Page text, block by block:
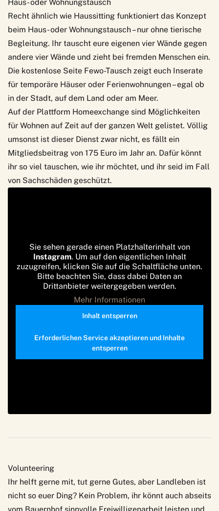
Haus- oder Wohnungstausch
Recht ähnlich wie Haussitting funktioniert das Konzept
beim Haus- oder Wohnungstausch – nur ohne tierische
Begleitung. Ihr tauscht eure eigenen vier Wände gegen
andere vier Wände und zieht bei fremden Menschen ein.
Die kostenlose Seite Fewo-Tausch zeigt euch Inserate
für temporäre Häuser oder Ferienwohnungen – egal ob
in der Stadt, auf dem Land oder am Meer.
Auf der Plattform Homeexchange sind Möglichkeiten
für Wohnen auf Zeit auf der ganzen Welt gelistet. Völlig
umsonst ist dieser Dienst zwar nicht, es fällt ein
Mitgliedsbeitrag von 175 Euro im Jahr an. Dafür könnt
ihr so viel tauschen, wie ihr möchtet, und ihr seid im Fall
von Sachschäden geschützt.
Sie sehen gerade einen Platzhalterinhalt von
Instagram. Um auf den eigentlichen Inhalt
zuzugreifen, klicken Sie auf die Schaltfläche unten.
Bitte beachten Sie, dass dabei Daten an
Drittanbieter weitergegeben werden.
Mehr Informationen
Inhalt entsperren
Erforderlichen Service akzeptieren und Inhalte
entsperren
Volunteering
Ihr helft gerne mit, tut gerne Gutes, aber Landleben ist
nicht so euer Ding? Kein Problem, ihr könnt auch abseits